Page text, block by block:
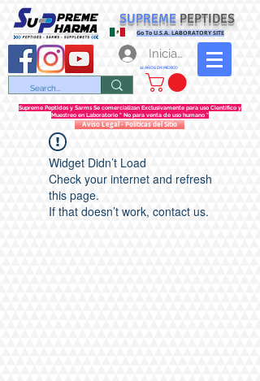
SUPREMEPEPTIDES
Go To U.S.A. LABORATORY SITE
12 AÑOS EN MEXICO
Iniciar sesión
Supreme Peptidos y Sarms Se comercializan Exclusivamente para uso Científico y
Muestreo en Laboratorio " No para venta de uso humano "
Aviso Legal - Politicas del Sitio
Widget Didn’t Load
Check your internet and refresh
this page.
If that doesn’t work, contact us.